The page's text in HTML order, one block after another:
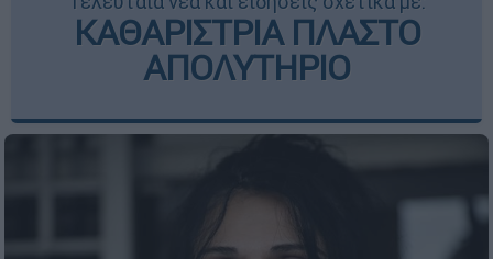
ΚΑΘΑΡΙΣΤΡΙΑ ΠΛΑΣΤΟ
ΑΠΟΛΥΤΗΡΙΟ